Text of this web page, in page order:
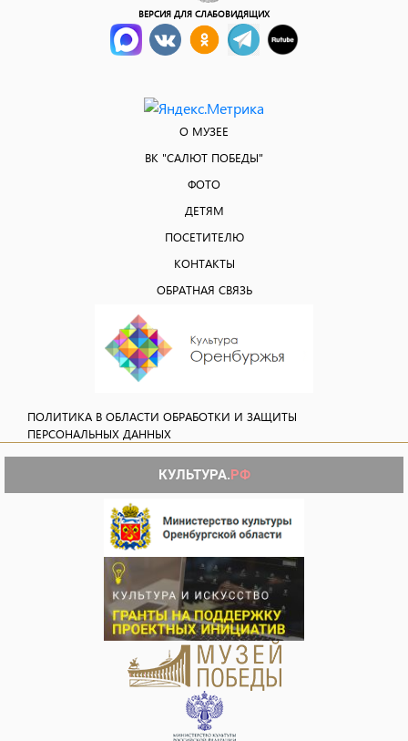
ВЕРСИЯ ДЛЯ СЛАБОВИДЯЩИХ
О МУЗЕЕ
ВК "САЛЮТ ПОБЕДЫ"
ФОТО
ДЕТЯМ
ПОСЕТИТЕЛЮ
КОНТАКТЫ
ОБРАТНАЯ СВЯЗЬ
ПОЛИТИКА В ОБЛАСТИ ОБРАБОТКИ И ЗАЩИТЫ
ПЕРСОНАЛЬНЫХ ДАННЫХ